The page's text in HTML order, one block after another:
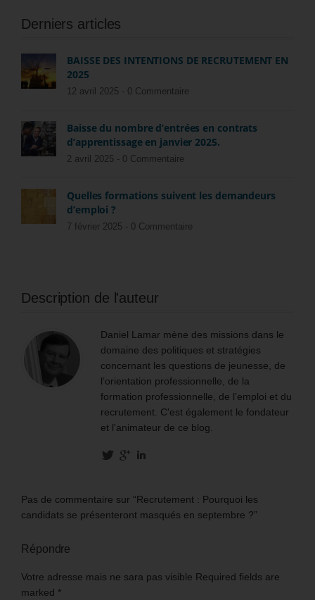
Derniers articles
BAISSE DES INTENTIONS DE RECRUTEMENT EN
2025
12 avril 2025 - 0 Commentaire
Baisse du nombre d’entrées en contrats
d’apprentissage en janvier 2025.
2 avril 2025 - 0 Commentaire
Quelles formations suivent les demandeurs
d’emploi ?
7 février 2025 - 0 Commentaire
Description de l'auteur
Daniel Lamar mène des missions dans le
domaine des politiques et stratégies
concernant les questions de jeunesse, de
l’orientation professionnelle, de la
formation professionnelle, de l’emploi et du
recrutement. C'est également le fondateur
et l'animateur de ce blog.
Pas de commentaire sur “Recrutement : Pourquoi les
candidats se présenteront masqués en septembre ?”
Répondre
Votre adresse mais ne sara pas visible Required fields are
marked *